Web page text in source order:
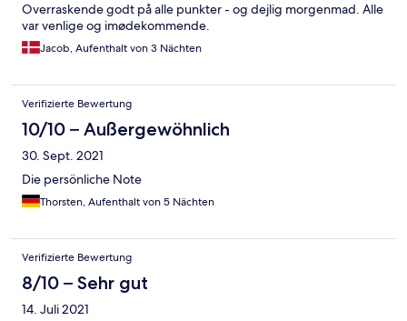
Overraskende godt på alle punkter - og dejlig morgenmad. Alle
var venlige og imødekommende.
Jacob, Aufenthalt von 3 Nächten
Verifizierte Bewertung
10/10 – Außergewöhnlich
30. Sept. 2021
Die persönliche Note
Thorsten, Aufenthalt von 5 Nächten
Verifizierte Bewertung
8/10 – Sehr gut
14. Juli 2021